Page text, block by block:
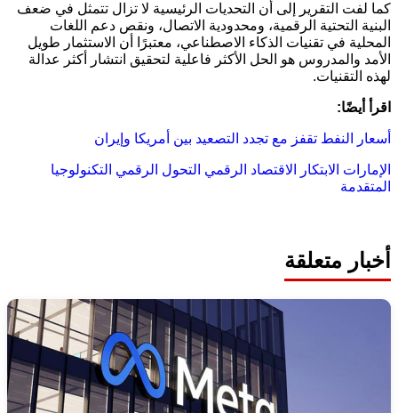
كما لفت التقرير إلى أن التحديات الرئيسية لا تزال تتمثل في ضعف
البنية التحتية الرقمية، ومحدودية الاتصال، ونقص دعم اللغات
المحلية في تقنيات الذكاء الاصطناعي، معتبرًا أن الاستثمار طويل
الأمد والمدروس هو الحل الأكثر فاعلية لتحقيق انتشار أكثر عدالة
لهذه التقنيات.
اقرأ أيضًا:
أسعار النفط تقفز مع تجدد التصعيد بين أمريكا وإيران
الإمارات الابتكار الاقتصاد الرقمي التحول الرقمي التكنولوجيا
المتقدمة
أخبار متعلقة